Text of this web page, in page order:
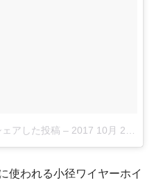
アした投稿 – 2017 10月 25 6:49午後 PDT
使われる小径ワイヤーホイ